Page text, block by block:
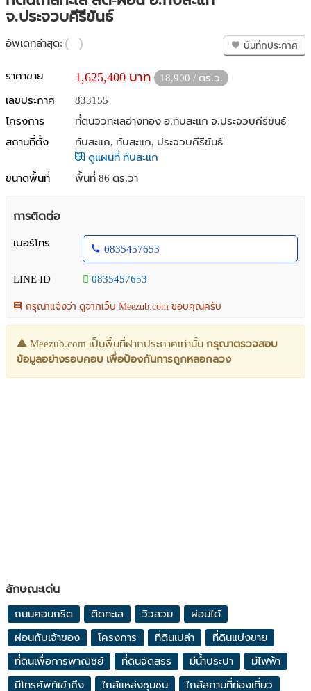
จ.ประจวบคีรีขันธ์
อัพเดทล่าสุด: บันทึกประกาศ
ราคาขาย 1,625,400 บาท
18,900 / ตร.ว.
เลขประกาศ
833155
โครงการ
ที่ดินวิวทะเลอ่างทอง อ.ทับสะแก จ.ประจวบคีรีขันธ์
สถานที่ตั้ง
ทับสะแก, ทับสะแก, ประจวบคีรีขันธ์
ดูแผนที่ ทับสะแก
ขนาดพื้นที่
พื้นที่ 86 ตร.วา
การติดต่อ
เบอร์โทร
0835457653
LINE ID 0835457653
กรุณาแจ้งว่า ดูจากเว็บ Meezub.com ขอบคุณครับ
Meezub.com เป็นพื้นที่ฝากประกาศเท่านั้น กรุณาตรวจสอบ
ข้อมูลอย่างรอบคอบ เพื่อป้องกันการถูกหลอกลวง
ลักษณะเด่น
ถนนคอนกรีต ติดทะเล วิวสวย ผ่อนได้
ผ่อนกับเจ้าของ โครงการ ที่ดินเปล่า ที่ดินแบ่งขาย
ที่ดินเพื่อการพาณิชย์ ที่ดินจัดสรร มีน้ำประปา มีไฟฟ้า
มีโทรศัพท์เข้าถึง ใกล้แหล่งชุมชน ใกล้สถานที่ท่องเที่ยว